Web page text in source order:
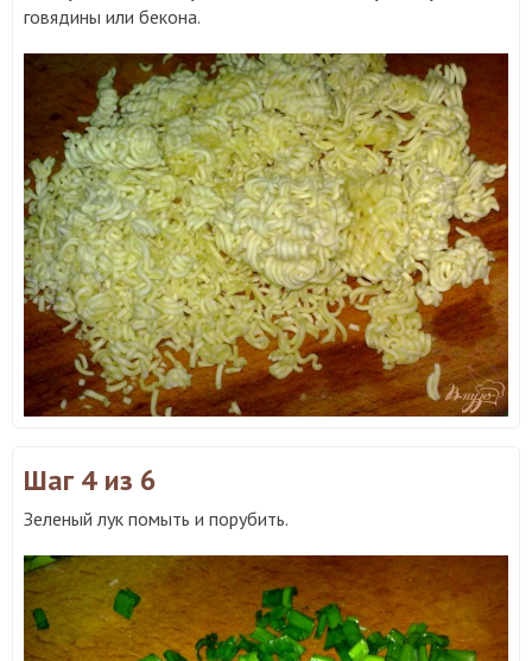
говядины или бекона.
Шаг 4 из 6
Зеленый лук помыть и порубить.